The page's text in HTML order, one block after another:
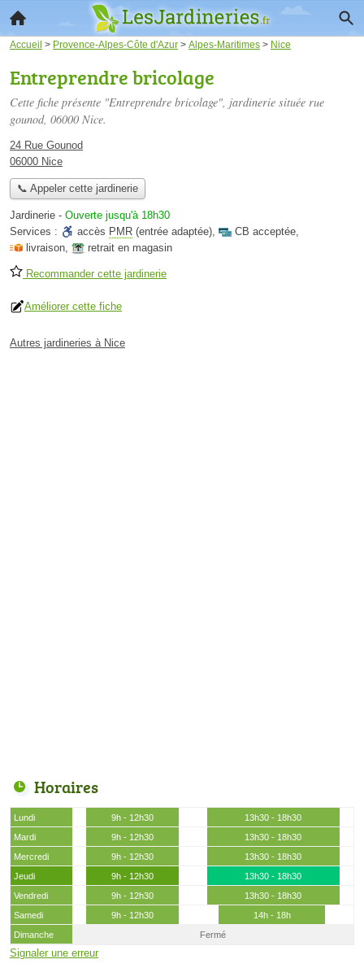
Accueil > Provence-Alpes-Côte d'Azur > Alpes-Maritimes > Nice
Entreprendre bricolage
Cette fiche présente "Entreprendre bricolage", jardinerie située rue
gounod, 06000 Nice.
24 Rue Gounod
06000 Nice
📞 Appeler cette jardinerie
Jardinerie - Ouverte jusqu'à 18h30
Services :
accès PMR (entrée adaptée), CB acceptée,
livraison, retrait en magasin
Recommander cette jardinerie
Améliorer cette fiche
Autres jardineries à Nice
Horaires
Lundi 9h - 12h30
13h30 - 18h30
Mardi
9h - 12h30
13h30 - 18h30
Mercredi
9h - 12h30
13h30 - 18h30
Jeudi
9h - 12h30
13h30 - 18h30
Vendredi
9h - 12h30
13h30 - 18h30
Samedi
9h - 12h30
14h - 18h
Dimanche
Fermé
Signaler une erreur